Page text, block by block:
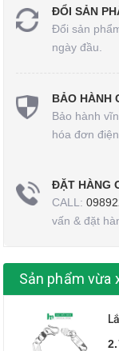
ĐỔI SẢN
Đổi sản
ngày đầu.
BẢO HÀNH
Bảo hành
hóa đơn
ĐẶT HÀNG
CALL:
vấn & đặt
Sản phẩm vừa